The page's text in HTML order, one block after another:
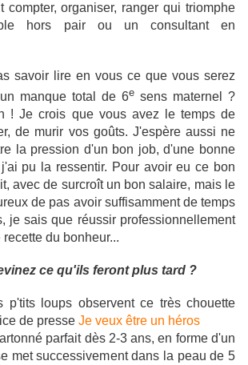
compter, organiser, ranger qui triomphe
hors pair ou un consultant en
savoir lire en vous ce que vous serez
manque total de 6e sens maternel ?
! Je crois que vous avez le temps de
de murir vos goûts. J'espère aussi ne
la pression d'un bon job, d'une bonne
pu la ressentir. Pour avoir eu ce bon
avec de surcroît un bon salaire, mais le
de pas avoir suffisamment de temps
je sais que réussir professionnellement
du bonheur...
ce qu'ils feront plus tard ?
p'tits loups observent ce très chouette
de presse Je veux être un héros
parfait dès 2-3 ans, en forme d'un
met successivement dans la peau de 5